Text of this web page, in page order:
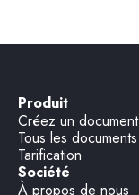
Produit
Créez un document
Tous les documents
Tarification
Société
À propos de nous